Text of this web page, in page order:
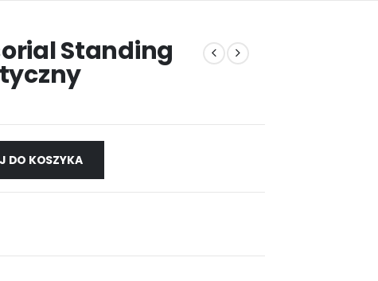
Standing
DO KOSZYKA